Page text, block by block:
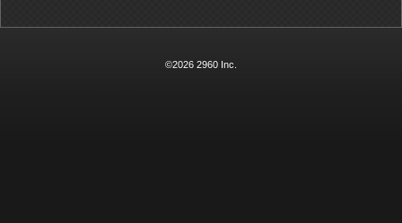
©2026 2960 Inc.